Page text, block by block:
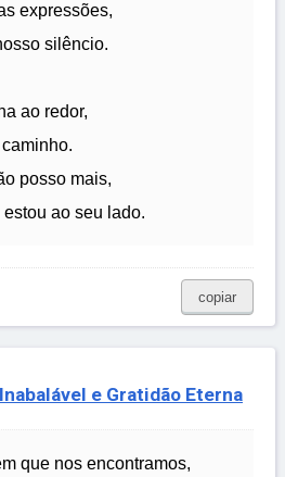
expressões,
silêncio.
ao redor,
posso mais,
ao seu lado.
copiar
e Gratidão Eterna
que nos encontramos,